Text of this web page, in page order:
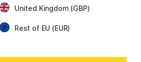
United Kingdom (GBP)
Rest of EU (EUR)